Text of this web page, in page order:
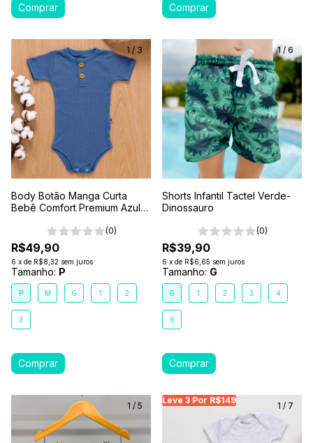
1 / 3
Body Botão Manga Curta
Bebê Comfort Premium Azul
(0)
R$49,90
6 x de R$8,32 sem juros
Tamanho: P
P M G 1 2
3
1 / 6
Shorts Infantil Tactel Verde-
Dinossauro
(0)
R$39,90
6 x de R$6,65 sem juros
Tamanho: G
G 1 2 3 4
6
1 / 5
Leve 3 Por R$149
Leve 3 Por R$149
1 / 7